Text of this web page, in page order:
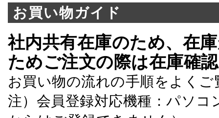
お買い物ガイド
社内共有在庫のため、在
ためご注文の際は在庫確
お買い物の流れの手順をよくご
注）会員登録対応機種：パソ